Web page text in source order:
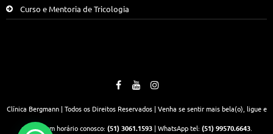
Curso e Mentoria de Tricologia
Clínica Bergmann | Todos os Direitos Reservados | Venha se sentir mais bela(o), ligue e
marque um horário conosco: (51) 3061.1593| WhatsApp tel: (51) 99570.6643.